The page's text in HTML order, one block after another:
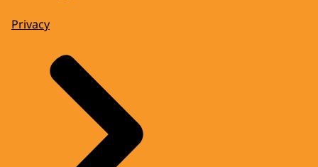
Privacy